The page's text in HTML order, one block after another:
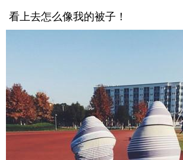
看上去怎么像我的被子！